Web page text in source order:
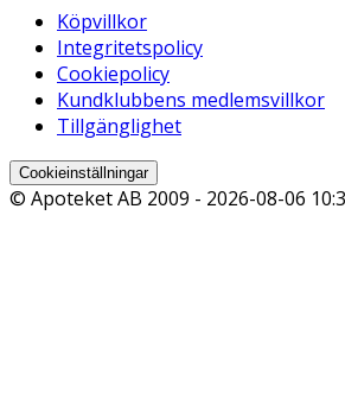
Köpvillkor
Integritetspolicy
Cookiepolicy
Kundklubbens medlemsvillkor
Tillgänglighet
Cookieinställningar
© Apoteket AB 2009 - 2026-08-06